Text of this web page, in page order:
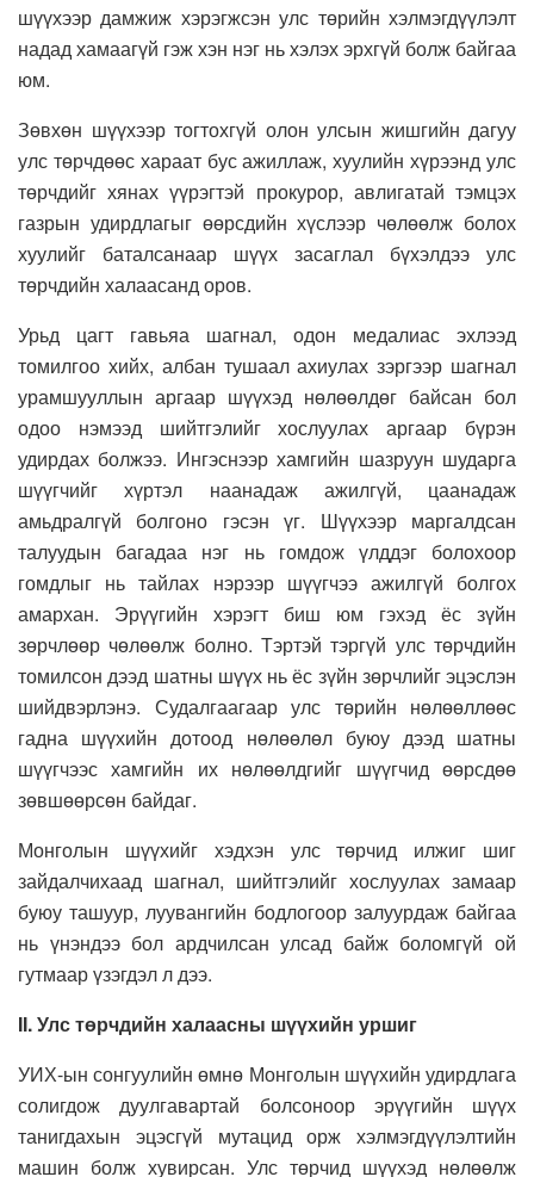
шүүхээр дамжиж хэрэгжсэн улс төрийн хэлмэгдүүлэлт
надад хамаагүй гэж хэн нэг нь хэлэх эрхгүй болж байгаа
юм.
Зөвхөн шүүхээр тогтохгүй олон улсын жишгийн дагуу
улс төрчдөөс хараат бус ажиллаж, хуулийн хүрээнд улс
төрчдийг хянах үүрэгтэй прокурор, авлигатай тэмцэх
газрын удирдлагыг өөрсдийн хүслээр чөлөөлж болох
хуулийг баталсанаар шүүх засаглал бүхэлдээ улс
төрчдийн халаасанд оров.
Урьд цагт гавьяа шагнал, одон медалиас эхлээд
томилгоо хийх, албан тушаал ахиулах зэргээр шагнал
урамшууллын аргаар шүүхэд нөлөөлдөг байсан бол
одоо нэмээд шийтгэлийг хослуулах аргаар бүрэн
удирдах болжээ. Ингэснээр хамгийн шазруун шударга
шүүгчийг хүртэл наанадаж ажилгүй, цаанадаж
амьдралгүй болгоно гэсэн үг. Шүүхээр маргалдсан
талуудын багадаа нэг нь гомдож үлддэг болохоор
гомдлыг нь тайлах нэрээр шүүгчээ ажилгүй болгох
амархан. Эрүүгийн хэрэгт биш юм гэхэд ёс зүйн
зөрчлөөр чөлөөлж болно. Тэртэй тэргүй улс төрчдийн
томилсон дээд шатны шүүх нь ёс зүйн зөрчлийг эцэслэн
шийдвэрлэнэ. Судалгаагаар улс төрийн нөлөөллөөс
гадна шүүхийн дотоод нөлөөлөл буюу дээд шатны
шүүгчээс хамгийн их нөлөөлдгийг шүүгчид өөрсдөө
зөвшөөрсөн байдаг.
Монголын шүүхийг хэдхэн улс төрчид илжиг шиг
зайдалчихаад шагнал, шийтгэлийг хослуулах замаар
буюу ташуур, луувангийн бодлогоор залуурдаж байгаа
нь үнэндээ бол ардчилсан улсад байж боломгүй ой
гутмаар үзэгдэл л дээ.
II. Улс төрчдийн халаасны шүүхийн уршиг
УИХ-ын сонгуулийн өмнө Монголын шүүхийн удирдлага
солигдож дуулгавартай болсоноор эрүүгийн шүүх
танигдахын эцэсгүй мутацид орж хэлмэгдүүлэлтийн
машин болж хувирсан. Улс төрчид шүүхэд нөлөөлж